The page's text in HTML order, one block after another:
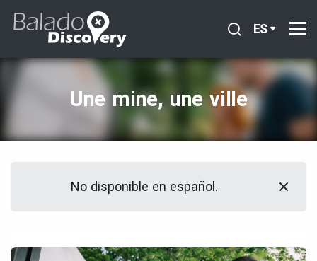
ES
Une mine, une ville
No disponible en español.